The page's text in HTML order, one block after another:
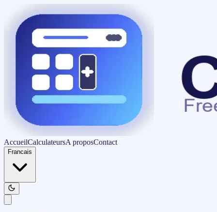
AccueilCalculateursA proposContact
Francais